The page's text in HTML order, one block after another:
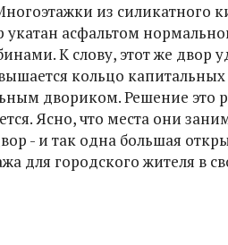
из силикатного
асфальтом
К слову, этот же двор
кольцо
двориком. Решение это
Ясно, что места они
- и так одна большая
для городского жителя в